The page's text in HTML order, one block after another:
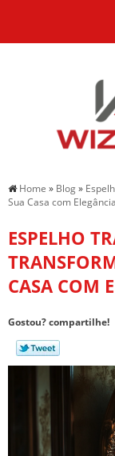
Home » Blog»
Sua Casa com Elegância
ESPELHO
CASA COM
Gostou? compartilhe!